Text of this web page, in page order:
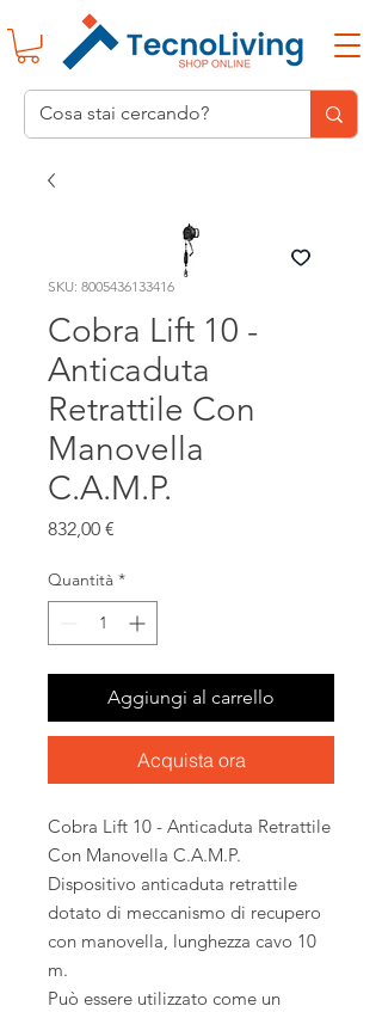
SKU: 8005436133416
Cobra Lift 10 -
Anticaduta
Retrattile Con
Manovella
C.A.M.P.
832,00 €
Quantità *
Aggiungi al carrello
Acquista ora
Cobra Lift 10 - Anticaduta Retrattile
Con Manovella C.A.M.P.
Dispositivo anticaduta retrattile
dotato di meccanismo di recupero
con manovella, lunghezza cavo 10
m.
Può essere utilizzato come un